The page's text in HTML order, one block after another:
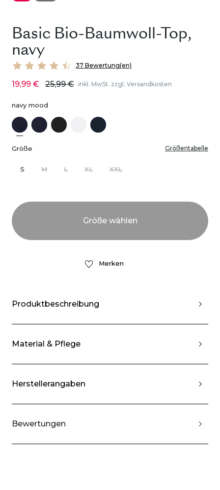
Basic Bio-Baumwoll-Top,
navy
37 Bewertung(en)
19,99 € 25,99 € inkl. MwSt. zzgl. Versandkosten
navy mood
Größe Größentabelle
S M L XL XXL
Merken
Produktbeschreibung
Material & Pflege
Herstellerangaben
Bewertungen